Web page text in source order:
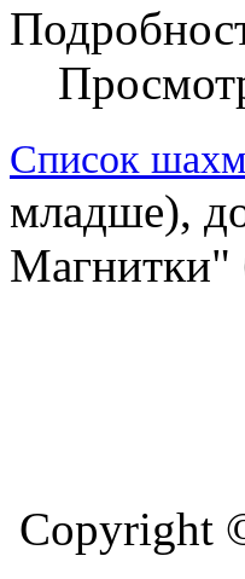
Список
младше),
Магнитки"
Copyright